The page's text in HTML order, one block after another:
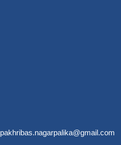
pakhribas.nagarpalika@gmail.com